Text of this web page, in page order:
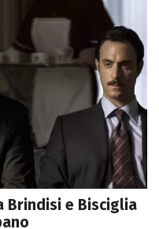
Brindisi e Bisciglia